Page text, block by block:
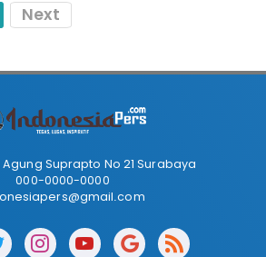
Next
Suprapto No 21 Surabaya
000-0000-0000